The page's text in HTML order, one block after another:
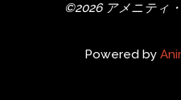
©2026 アメニティ
Powered by